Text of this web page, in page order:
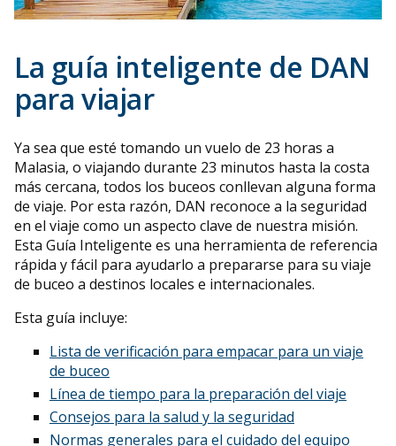
La guía inteligente de DAN
para viajar
Ya sea que esté tomando un vuelo de 23 horas a
Malasia, o viajando durante 23 minutos hasta la costa
más cercana, todos los buceos conllevan alguna forma
de viaje. Por esta razón, DAN reconoce a la seguridad
en el viaje como un aspecto clave de nuestra misión.
Esta Guía Inteligente es una herramienta de referencia
rápida y fácil para ayudarlo a prepararse para su viaje
de buceo a destinos locales e internacionales.
Esta guía incluye:
Lista de verificación para empacar para un viaje
de buceo
Línea de tiempo para la preparación del viaje
Consejos para la salud y la seguridad
Normas generales para el cuidado del equipo